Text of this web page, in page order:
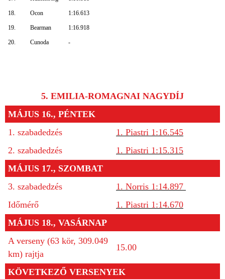
18. Ocon 1:16.613
19. Bearman 1:16.918
20. Cunoda -
5. EMILIA-ROMAGNAI NAGYDÍJ
MÁJUS 16., PÉNTEK
1. szabadedzés
1. Piastri 1:16.545
2. szabadedzés
1. Piastri 1:15.315
MÁJUS 17., SZOMBAT
3. szabadedzés
1. Norris 1:14.897
Időmérő
1. Piastri 1:14.670
MÁJUS 18., VASÁRNAP
A verseny (63 kör, 309.049
km) rajtja
15.00
KÖVETKEZŐ VERSENYEK